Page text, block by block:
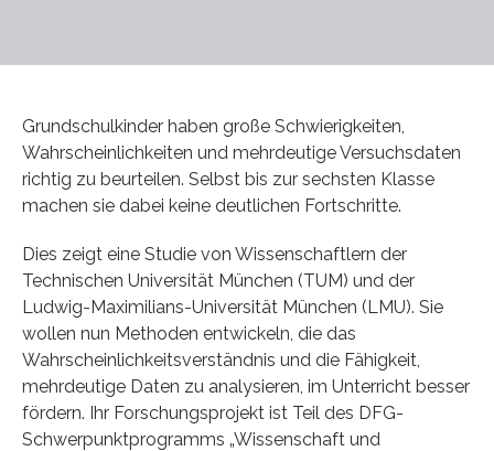
Grundschulkinder haben große Schwierigkeiten,
Wahrscheinlichkeiten und mehrdeutige Versuchsdaten
richtig zu beurteilen. Selbst bis zur sechsten Klasse
machen sie dabei keine deutlichen Fortschritte.
Dies zeigt eine Studie von Wissenschaftlern der
Technischen Universität München (TUM) und der
Ludwig-Maximilians-Universität München (LMU). Sie
wollen nun Methoden entwickeln, die das
Wahrscheinlichkeitsverständnis und die Fähigkeit,
mehrdeutige Daten zu analysieren, im Unterricht besser
fördern. Ihr Forschungsprojekt ist Teil des DFG-
Schwerpunktprogramms „Wissenschaft und